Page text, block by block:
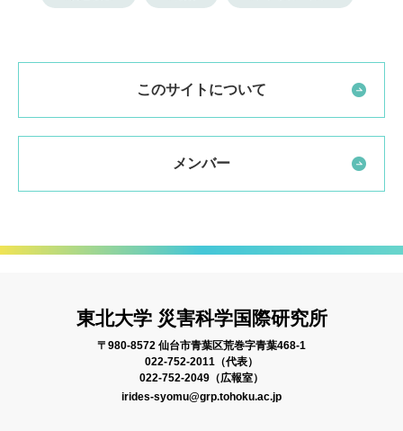
このサイトについて
メンバー
東北大学 災害科学国際研究所
〒980-8572 仙台市青葉区荒巻字青葉468-1
022-752-2011（代表）
022-752-2049（広報室）
irides-syomu@grp.tohoku.ac.jp